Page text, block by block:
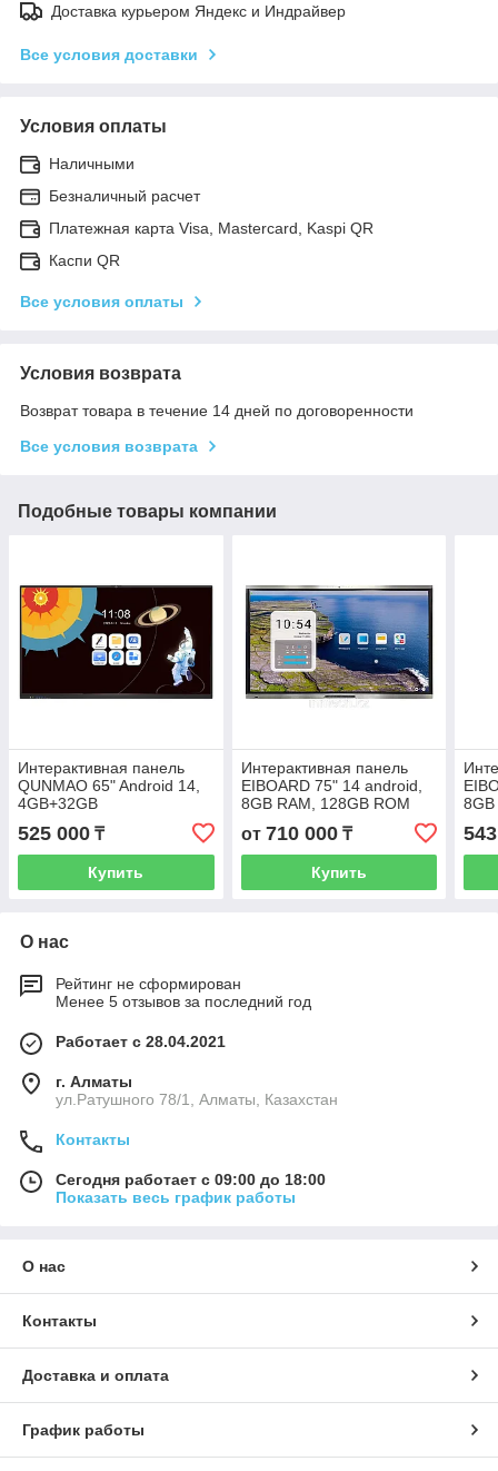
Доставка курьером Яндекс и Индрайвер
Все условия доставки
Условия оплаты
Наличными
Безналичный расчет
Платежная карта Visa, Mastercard, Kaspi QR
Каспи QR
Все условия оплаты
Условия возврата
Возврат товара в течение 14 дней по договоренности
Все условия возврата
Подобные товары компании
Интерактивная панель
QUNMAO 65" Android 14,
4GB+32GB
525 000 ₸
Купить
Интерактивная панель
EIBOARD 75" 14 android,
8GB RAM, 128GB ROM
от 710 000₸
Купить
О нас
Рейтинг не сформирован
Менее 5 отзывов за последний год
Работает с 28.04.2021
г. Алматы
ул.Ратушного 78/1, Алматы, Казахстан
Контакты
Сегодня работает с 09:00 до 18:00
Показать весь график работы
О нас
Контакты
Доставка и оплата
График работы